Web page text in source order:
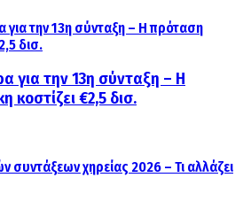
για την 13η σύνταξη – Η
κοστίζει €2,5 δισ.